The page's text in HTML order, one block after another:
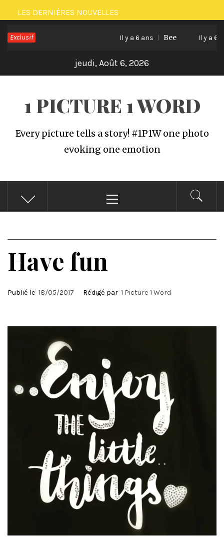
Passer
au
contenu
LES DERNIÈRES NOUVELLES
Exclusif Il y a 6 ans Bee Il y a 6
jeudi, Août 6, 2026
1 PICTURE 1 WORD
Every picture tells a story! #1P1W one photo
evoking one emotion
principal
Have fun
Publié le 18/05/2017 Rédigé par 1 Picture 1 Word